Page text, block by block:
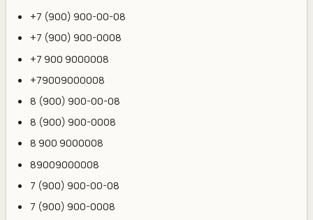
+7 (900) 900-00-08
+7 (900) 900-0008
+7 900 9000008
+79009000008
8 (900) 900-00-08
8 (900) 900-0008
8 900 9000008
89009000008
7 (900) 900-00-08
7 (900) 900-0008